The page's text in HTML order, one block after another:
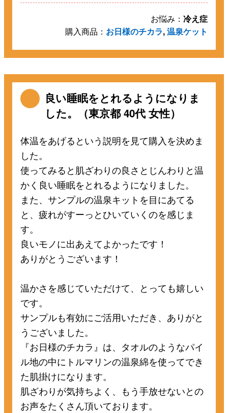
お悩み： 冷え症
購入商品： お日様のチカラ,温泉ケット
良い睡眠をとれるようになりま
した。（東京都 40代 女性）
体温をあげるという説明を見て購入を決めま
した。
使ってみると肌ざわりの良さとじんわりと温
かく良い睡眠をとれるようになりました。
また、サンプルの温泉キットを目にあてる
と、疲れがすーっとひいていくのを感じま
す。
良いモノに出あえてよかったです！
ありがとうございます！
温かさを感じていただけて、とっても嬉しい
です。
サンプルも有効にご活用いただき、ありがと
うございました。
『お日様のチカラ』は、タオルのようなパイ
ル地の中にトルマリンの温泉綿を使ってでき
た肌掛けになります。
肌ざわりが気持ちよく、もう手放せないとの
お声をたくさん頂いております。